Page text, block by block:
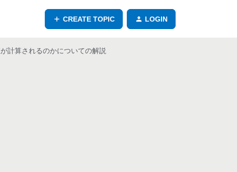
CREATE TOPIC LOGIN
計算されるのかについての解説